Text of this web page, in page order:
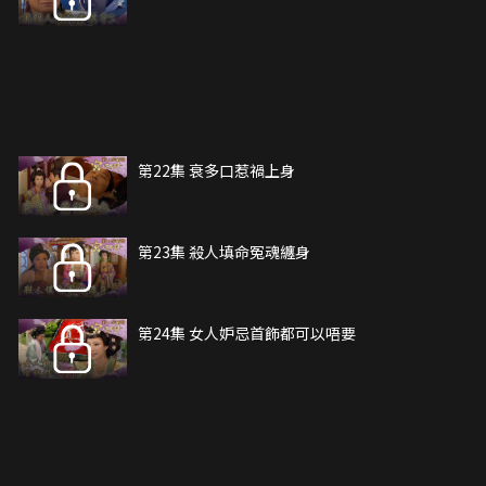
第22集 衰多口惹禍上身
第23集 殺人填命冤魂纏身
第24集 女人妒忌首飾都可以唔要